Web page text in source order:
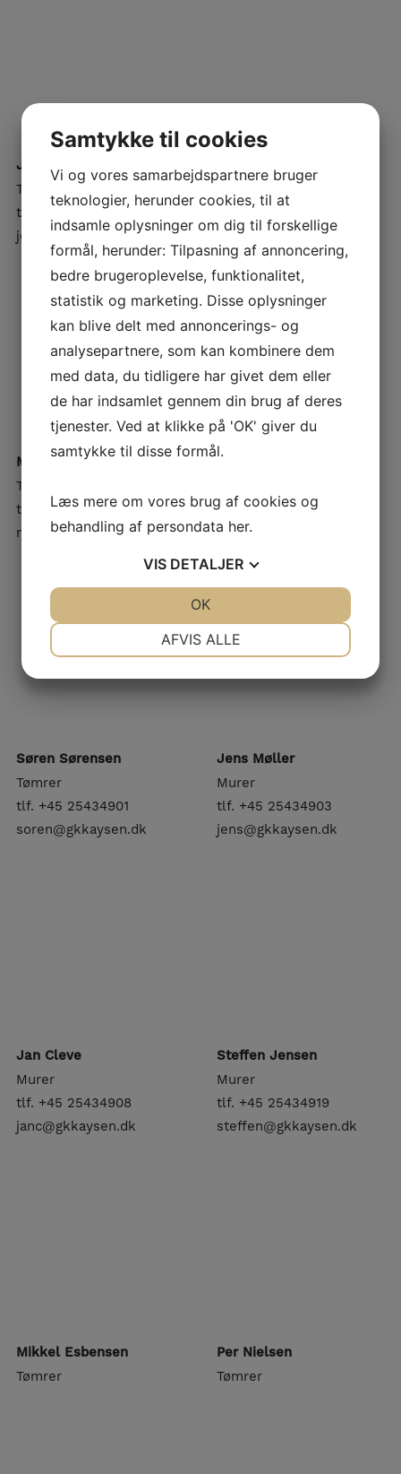
Jesper Hansen
Tømrer
tlf. +45 25434902
jesperh@gkkaysen.dk
tlf. +45 25434904
mathiasp@gkkaysen.dk
Mark Fay
Tømrer
tlf. +45 25434914
mark@gkkaysen.dk
Stephan Theilsø
tlf. +45 25434939
stephan@gkkaysen.dk
Søren Sørensen
Tømrer
tlf. +45 25434901
soren@gkkaysen.dk
Jens Møller
Murer
tlf. +45 25434903
jens@gkkaysen.dk
Jan Cleve
Murer
tlf. +45 25434908
janc@gkkaysen.dk
Steffen Jensen
Murer
tlf. +45 25434919
steffen@gkkaysen.dk
Mikkel Esbensen
Tømrer
Per Nielsen
Tømrer
Samtykke til cookies
Vi og vores samarbejdspartnere bruger
teknologier, herunder cookies, til at
indsamle oplysninger om dig til forskellige
formål, herunder: Tilpasning af annoncering,
bedre brugeroplevelse, funktionalitet,
statistik og marketing. Disse oplysninger
kan blive delt med annoncerings- og
analysepartnere, som kan kombinere dem
med data, du tidligere har givet dem eller
de har indsamlet gennem din brug af deres
tjenester. Ved at klikke på 'OK' giver du
samtykke til disse formål.
Læs mere om vores brug af cookies og
behandling af persondata her.
VIS DETALJER
AFVIS ALLE
OK